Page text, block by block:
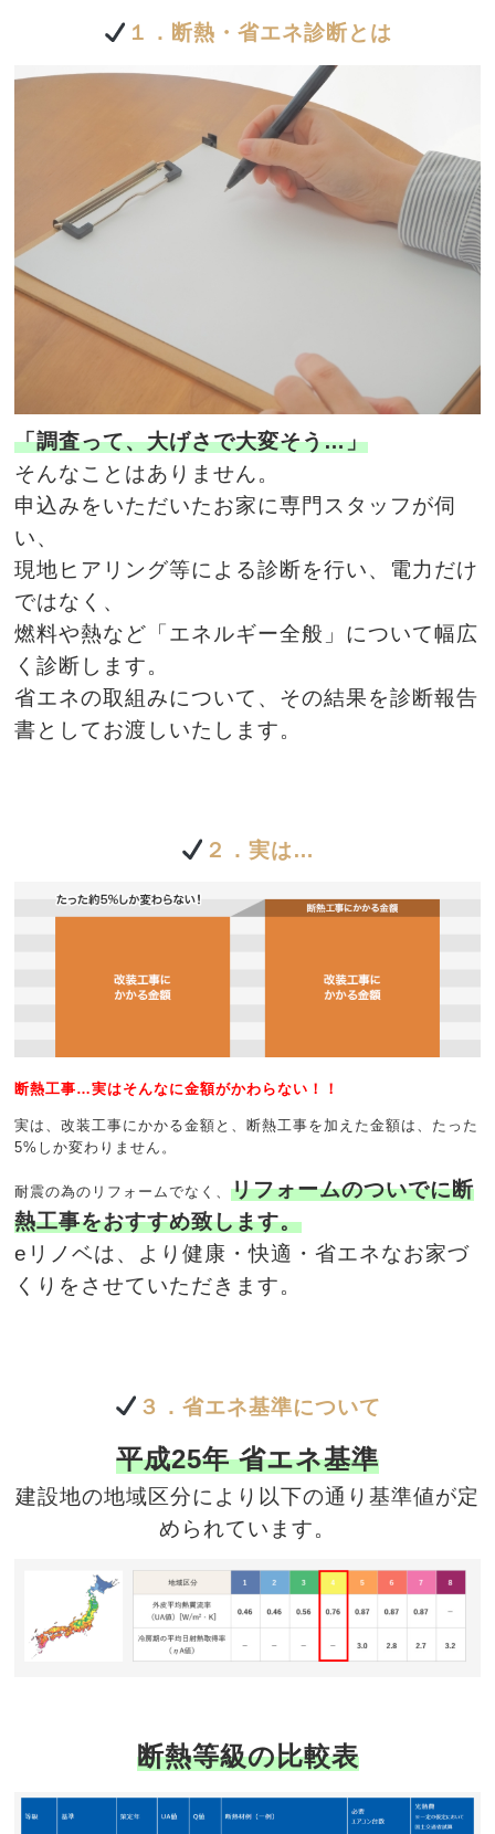
１．断熱・省エネ診断とは
「調査って、大げさで大変そう…」
そんなことはありません。
申込みをいただいたお家に専門スタッフが伺
い、
現地ヒアリング等による診断を行い、電力だけ
ではなく、
燃料や熱など「エネルギー全般」について幅広
く診断します。
省エネの取組みについて、その結果を診断報告
書としてお渡しいたします。
２．実は…
断熱工事…実はそんなに金額がかわらない！！
実は、改装工事にかかる金額と、断熱工事を加えた金額は、たった
5%しか変わりません。
耐震の為のリフォームでなく、 リフォームのついでに断
熱工事をおすすめ致します。
eリノベは、より健康・快適・省エネなお家づ
くりをさせていただきます。
３．省エネ基準について
平成25年 省エネ基準
建設地の地域区分により以下の通り基準値が定
められています。
断熱等級の比較表